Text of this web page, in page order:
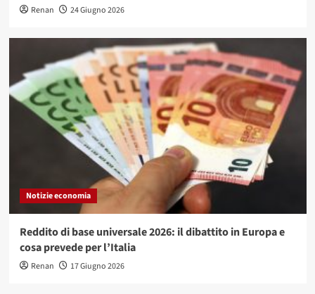
Renan 24 Giugno 2026
Notizie economia
Reddito di base universale 2026: il dibattito in Europa e
cosa prevede per l’Italia
Renan 17 Giugno 2026